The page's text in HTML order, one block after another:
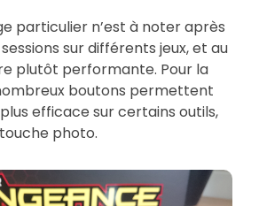
particulier n’est à noter après
sur différents jeux, et au
plutôt performante. Pour la
boutons permettent
efficace sur certains outils,
photo.